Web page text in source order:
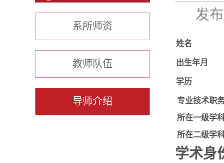
系所师资
教师队伍
导师介绍
发
姓名
出生年月
学历
专业技术职
所在一级学
所在二级学
学术身